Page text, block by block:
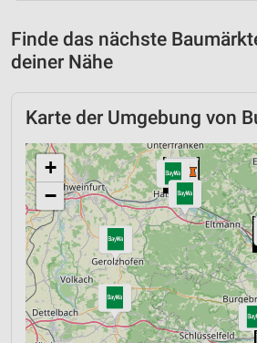
Finde das nächste
deiner Nähe
Karte der Umgebung von
+
−